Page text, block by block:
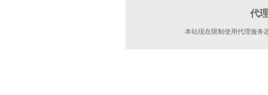
代
本站现在限制使用代理服务